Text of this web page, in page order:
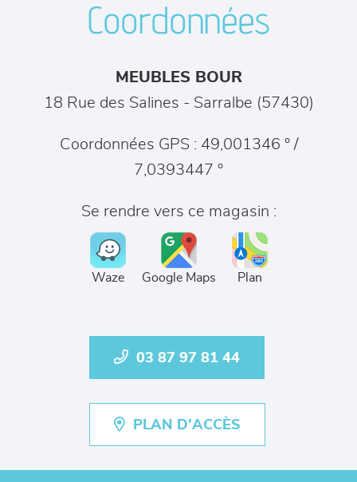
chambres et dressing
décoration
Coordonnées
MEUBLES BOUR
18 Rue des Salines - Sarralbe (57430)
Coordonnées GPS : 49,001346 ° /
7,0393447 °
Se rendre vers ce magasin :
Waze Google Maps Plan
03 87 97 81 44
PLAN D'ACCÈS